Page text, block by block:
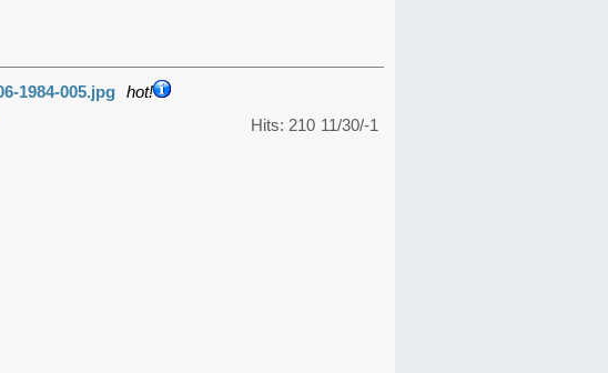
1984-005.jpg hot!
11/30/-1
Hits: 210